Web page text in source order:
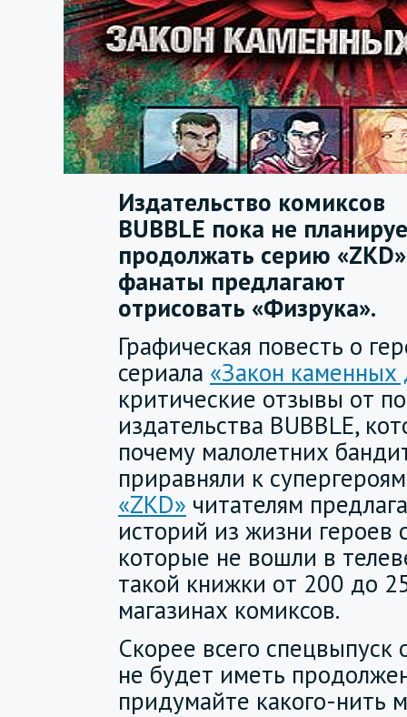
Издательство комиксов
BUBBLE пока не
продолжать серию
фанаты предлагают
отрисовать «Физрука».
Графическая повесть о
сериала «Закон каменных
критические отзывы от
издательства BUBBLE,
почему малолетних
приравняли к
«ZKD» читателям
историй из жизни героев
которые не вошли в
такой книжки от 200 до
магазинах комиксов.
Скорее всего спецвыпуск
не будет иметь
придумайте какого-нить